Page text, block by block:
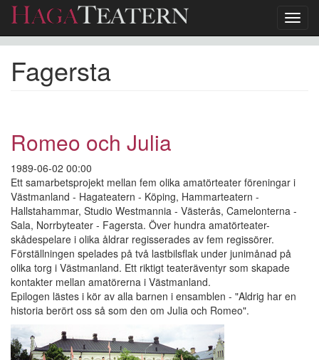
huvudinnehåll
Fagersta
Romeo och Julia
1989-06-02 00:00
Ett samarbetsprojekt mellan fem olika amatörteater föreningar i
Västmanland - Hagateatern - Köping, Hammarteatern -
Hallstahammar, Studio Westmannia - Västerås, Camelonterna -
Sala, Norrbyteater - Fagersta. Över hundra amatörteater-
skådespelare i olika åldrar regisserades av fem regissörer.
Förställningen spelades på två lastbilsflak under junimånad på
olika torg i Västmanland. Ett riktigt teateräventyr som skapade
kontakter mellan amatörerna i Västmanland.
Epilogen lästes i kör av alla barnen i ensamblen - "Aldrig har en
historia berört oss så som den om Julia och Romeo".